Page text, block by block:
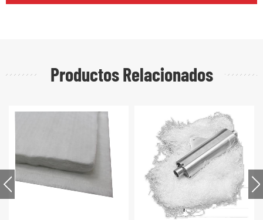
Productos Relacionados